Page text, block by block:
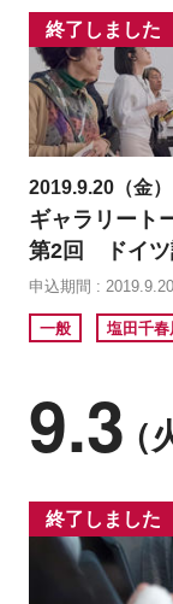
終了しました
2019.9.20（金
ギャラリート
第2回 ドイツ
申込期間 :
一般 塩田千春
9.3（
終了しました